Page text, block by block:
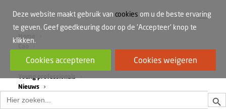
Home
Werkdruk
Vrouwen in de bouw
Young professionals
Nieuws
Zoek
naar:
Deze website maakt gebruik van cookies om u de beste ervaring
te geven. Geef goedkeuring door op de 'Accepteer' knop te
klikken.
Cookies accepteren Cookies weigeren